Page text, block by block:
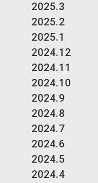
2025.3
2025.2
2025.1
2024.12
2024.11
2024.10
2024.9
2024.8
2024.7
2024.6
2024.5
2024.4